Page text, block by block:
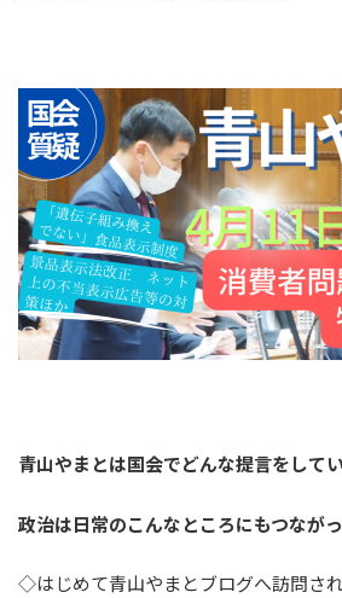
青山やまとは国会でどんな提言をして
政治は日常のこんなところにもつながっ
◇はじめて青山やまとブログへ訪問さ